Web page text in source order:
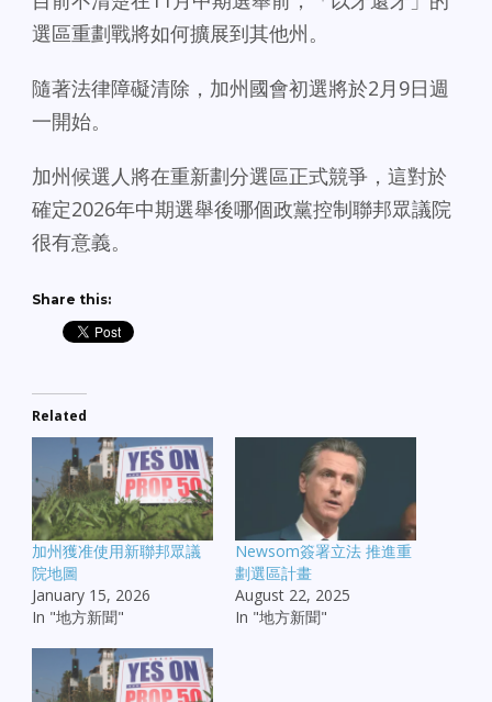
選區重劃戰將如何擴展到其他州。
隨著法律障礙清除，加州國會初選將於2月9日週
一開始。
加州候選人將在重新劃分選區正式競爭，這對於
確定2026年中期選舉後哪個政黨控制聯邦眾議院
很有意義。
Share this:
Related
加州獲准使用新聯邦眾議
院地圖
January 15, 2026
In "地方新聞"
Newsom簽署立法 推進重
劃選區計畫
August 22, 2025
In "地方新聞"